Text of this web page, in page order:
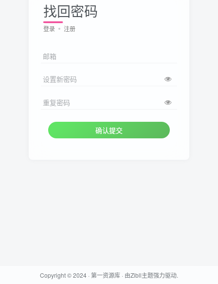
找回密码
登录 注册
邮箱
设置新密码
重复密码
确认提交
Copyright © 2024 · 第一资源库 · 由Zibll主题强力驱动.